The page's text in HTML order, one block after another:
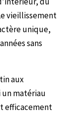
vieillissement
unique,
sans
aux
matériau
efficacement